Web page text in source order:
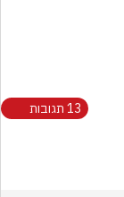
13 תגובות